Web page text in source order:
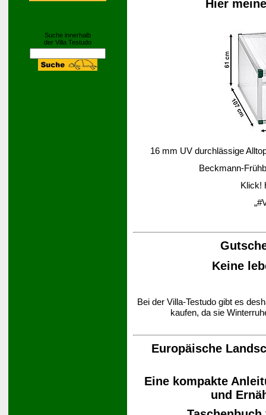
Suche innerhalb
der Villa Testudo
Hier
16 mm UV durchlässige
Beckmann-
Klick!
Keine
Bei der Villa-Testudo gibt es
kaufen, da sie
Europäische
Eine kompakte
und